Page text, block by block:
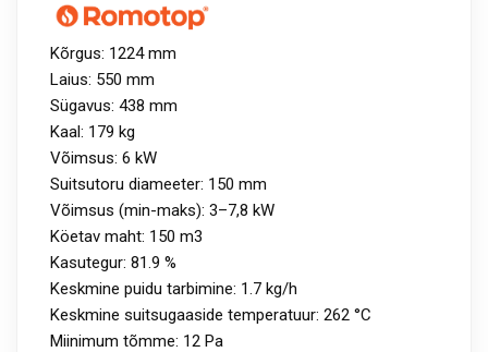
Kõrgus: 1224 mm
Laius: 550 mm
Sügavus: 438 mm
Kaal: 179 kg
Võimsus: 6 kW
Suitsutoru diameeter: 150 mm
Võimsus (min-maks): 3–7,8 kW
Köetav maht: 150 m3
Kasutegur: 81.9 %
Keskmine puidu tarbimine: 1.7 kg/h
Keskmine suitsugaaside temperatuur: 262 °C
Miinimum tõmme: 12 Pa